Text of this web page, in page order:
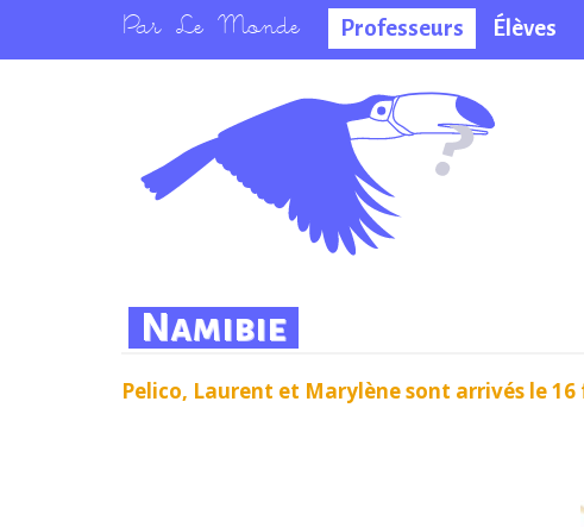
Professeurs Élèves
La salle des
professeurs
Namibie
Pelico, Laurent et Marylène sont arrivés le